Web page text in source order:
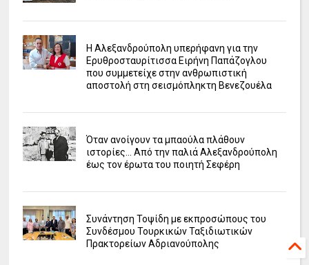
Η Αλεξανδρούπολη υπερήφανη για την
Ερυθροσταυρίτισσα Ειρήνη Παπάζογλου
που συμμετείχε στην ανθρωπιστική
αποστολή στη σεισμόπληκτη Βενεζουέλα
Όταν ανοίγουν τα μπαούλα πλάθουν
ιστορίες... Από την παλιά Αλεξανδρούπολη
έως τον έρωτα του ποιητή Σεφέρη
Συνάντηση Τοψίδη με εκπροσώπους του
Συνδέσμου Τουρκικών Ταξιδιωτικών
Πρακτορείων Αδριανούπολης